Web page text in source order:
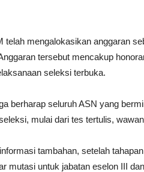
telah mengalokasikan anggaran
tersebut mencakup
seleksi terbuka.
berharap seluruh ASN yang
mulai dari tes tertulis,
tambahan, setelah
mutasi untuk jabatan eselon III